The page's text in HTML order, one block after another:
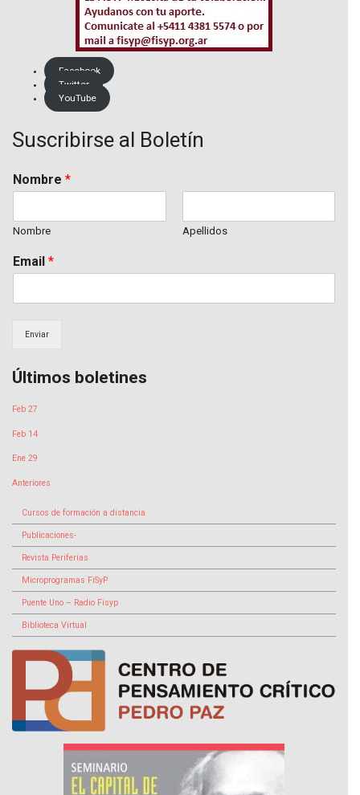
Facebook
Twitter
YouTube
Suscribirse al Boletín
Nombre *
Nombre Apellidos
Email *
Enviar
Últimos boletines
Feb 27
Feb 14
Ene 29
Anteriores
Cursos de formación a distancia
Publicaciones-
Revista Periferias
Microprogramas FiSyP
Puente Uno – Radio Fisyp
Biblioteca Virtual